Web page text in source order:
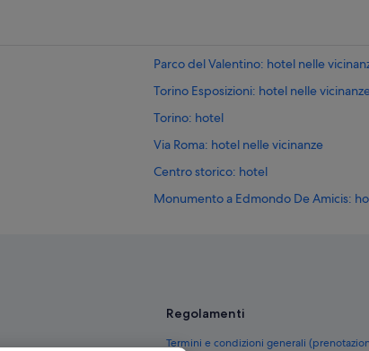
Parco del Valentino: hotel nelle
Torino Esposizioni: hotel nelle
Torino: hotel
Via Roma: hotel nelle vicinanze
Centro storico: hotel
Monumento a Edmondo De Amicis:
Stazione di Torino Porta Nuova: Case
Regolamenti
Termini e condizioni generali